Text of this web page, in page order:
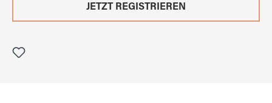
JETZT REGISTRIEREN